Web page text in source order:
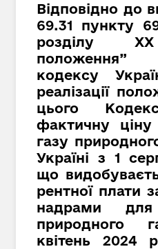
Відповідно до
69.31 пункту
розділу XX
положення”
кодексу
реалізації
цього
фактичну ціну
газу
Україні з 1
що
рентної плати
надрами для
природного
квітень 2024